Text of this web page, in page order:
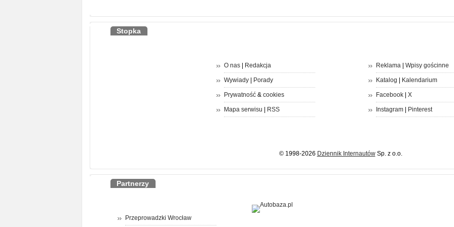
Stopka
O nas| Redakcja
Wywiady| Porady
Prywatność& cookies
Mapa serwisu RSS
Reklama| Wpisy gościnne
Katalog Kalendarium
Facebook| X
Instagram| Pinterest
© 1998-2026 Dziennik InternautówSp. z o.o.
Partnerzy
Przeprowadzki Wrocław